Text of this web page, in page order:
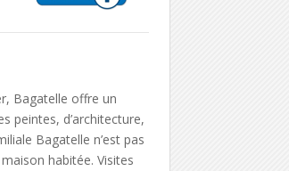
Bagatelle offre un
peintes, d’architecture,
Bagatelle n’est pas
habitée. Visites